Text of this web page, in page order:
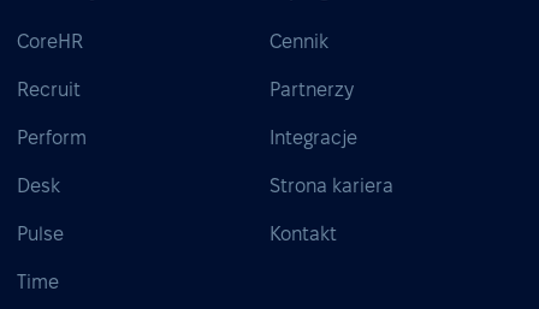
CoreHR
Recruit
Perform
Desk
Pulse
Time
Cennik
Partnerzy
Integracje
Strona kariera
Kontakt